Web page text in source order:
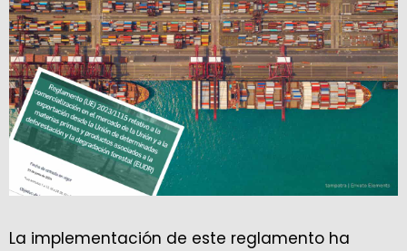
La implementación de este reglamento ha